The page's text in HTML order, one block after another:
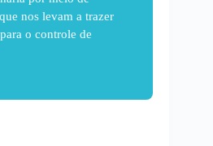
nos levam a trazer
o controle de